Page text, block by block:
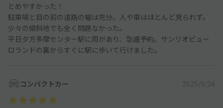
とめやすかった！
駐車場と目の前の道路の幅は充分。人や車はほとんど見られず。
少々の傾斜地でも全く問題なかった。
平日夕方多摩センター駅に用があり、急遽予約。サンリオピュー
ロランドの裏からすぐに駅に歩いて行けました。
コンパクトカー 2025/9/24